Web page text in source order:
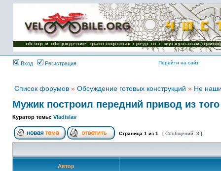
Имя пользователя:
Пароль:
{ LOG_ME_IN_SHORT
}
Вход
Регистрация Перейти на сайт
Список форумов » Обсуждение готовых конструкций » Не
Мужик построил передний привод из
Куратор темы: Vladislav
Страница 1 из 1 [ Сообщений: 3 ]
Автор